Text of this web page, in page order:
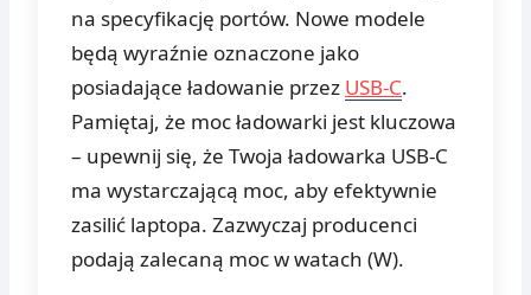
na specyfikację portów. Nowe modele
będą wyraźnie oznaczone jako
posiadające ładowanie przez USB-C.
Pamiętaj, że moc ładowarki jest kluczowa
– upewnij się, że Twoja ładowarka USB-C
ma wystarczającą moc, aby efektywnie
zasilić laptopa. Zazwyczaj producenci
podają zalecaną moc w watach (W).